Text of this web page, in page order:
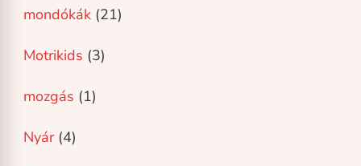
mondókák (21)
Motrikids (3)
mozgás (1)
Nyár(4)